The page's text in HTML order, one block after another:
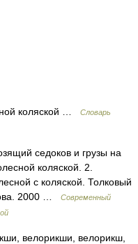
коляской …
Словарь
седоков и грузы на
коляской. 2.
с коляской. Толковый
2000 …
Современный
велорикши, велорикш,